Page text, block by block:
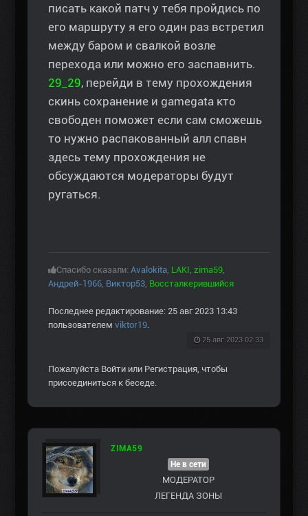
писать какой патч у тебя пройдись по
его маршруту я его один раз встретил
между баром и свалкой возле
перехода или можно его заспавнить.
29_29, перейди в тему прохождения
скинь сохранение и gamegata кто
свободен поможет если сам сможешь
то нужно распакованный алл спавн
здесь тему прохождения не
обсуждаются модераторы будут
ругаться.
Спасибо сказали: Avalokita LAKI zima59
Андрей-1966 Виктор53 Воссталкерившийся
Последнее редактирование: 25 авг 2023 13:43
пользователем viktor19
25 авг 2023 02:33
Пожалуйста Войти или Регистрация , чтобы
присоединиться к беседе.
ZIMA59
Не в сети
МОДЕРАТОР
ЛЕГЕНДА ЗОНЫ